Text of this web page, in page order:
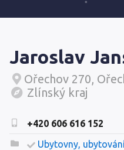
Jaroslav
Ořechov 270,
Zlínský kraj
+420 606 616 152
Ubytovny,